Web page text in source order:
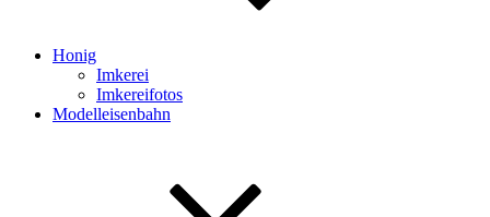
Honig
Imkerei
Imkereifotos
Modelleisenbahn